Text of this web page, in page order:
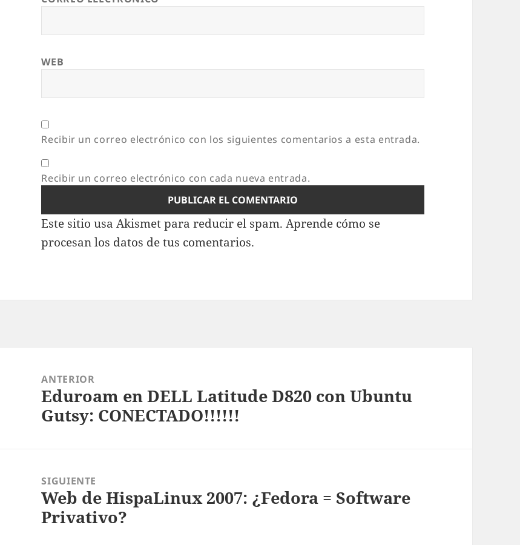
WEB
Recibir un correo electrónico con los siguientes comentarios a esta entrada.
Recibir un correo electrónico con cada nueva entrada.
Este sitio usa Akismet para reducir el spam.Aprende cómo se
procesan los datos de tus comentarios.
entradas
ANTERIOR
Entrada
anterior:
Eduroam en DELL Latitude D820 con Ubuntu
Gutsy: CONECTADO!!!!!!
SIGUIENTE
Entrada
siguiente:
Web de HispaLinux 2007: ¿Fedora = Software
Privativo?